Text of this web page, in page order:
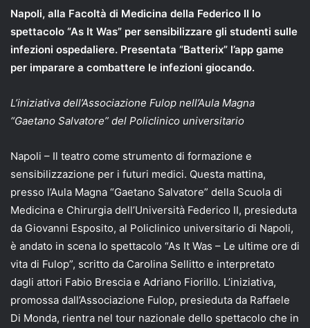
Napoli, alla Facoltà di Medicina della Federico II lo
spettacolo “As It Was” per sensibilizzare gli studenti sulle
infezioni ospedaliere. Presentata “Batterix” l’app game
per imparare a combattere le infezioni giocando.
L’iniziativa dell’Associazione Fulop nell’Aula Magna
“Gaetano Salvatore” del Policlinico universitario
Napoli – Il teatro come strumento di formazione e
sensibilizzazione per i futuri medici. Questa mattina,
presso l’Aula Magna “Gaetano Salvatore” della Scuola di
Medicina e Chirurgia dell’Università Federico II, presieduta
da Giovanni Esposito, al Policlinico universitario di Napoli,
è andato in scena lo spettacolo “As It Was – Le ultime ore di
vita di Fulop”, scritto da Carolina Sellitto e interpretato
dagli attori Fabio Brescia e Adriano Fiorillo. L’iniziativa,
promossa dall’Associazione Fulop, presieduta da Raffaele
Di Monda, rientra nel tour nazionale dello spettacolo che in